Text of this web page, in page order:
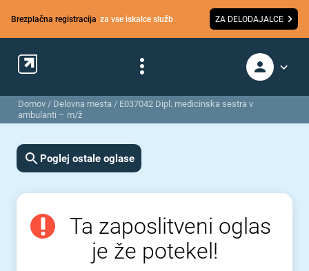
Brezplačna registracija za vse iskalce služb ZA DELODAJALCE
Domov / Delovna mesta / E037042 Dipl. medicinska sestra v
ambulanti – m/ž
Poglej ostale oglase
Ta zaposlitveni oglas
je že potekel!